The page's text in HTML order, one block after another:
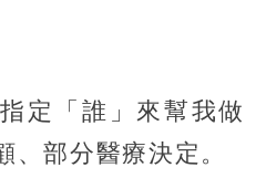
定「誰」來幫我做
、部分醫療決定。